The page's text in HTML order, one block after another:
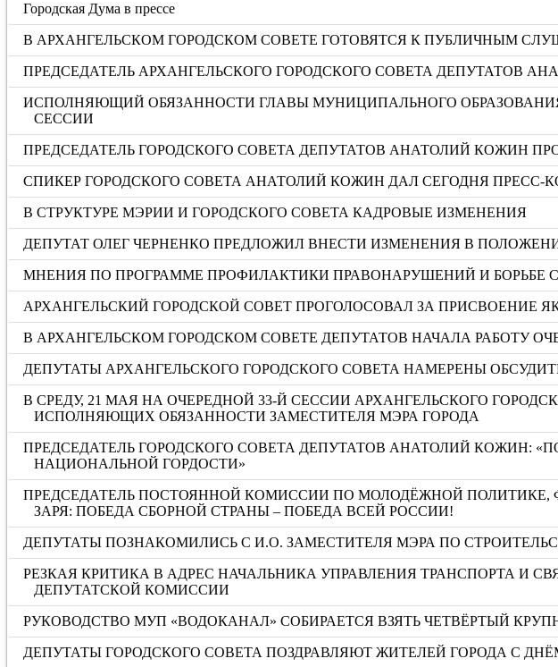
Городская Дума в прессе
В АРХАНГЕЛЬСКОМ ГОРОДСКОМ СОВЕТЕ ГОТОВЯТСЯ К ПУБЛИЧНЫМ
ПРЕДСЕДАТЕЛЬ АРХАНГЕЛЬСКОГО ГОРОДСКОГО СОВЕТА ДЕПУТАТОВ
ИСПОЛНЯЮЩИЙ ОБЯЗАННОСТИ ГЛАВЫ МУНИЦИПАЛЬНОГО
СЕССИИ
ПРЕДСЕДАТЕЛЬ ГОРОДСКОГО СОВЕТА ДЕПУТАТОВ АНАТОЛИЙ КОЖИН
СПИКЕР ГОРОДСКОГО СОВЕТА АНАТОЛИЙ КОЖИН ДАЛ СЕГОДНЯ
В СТРУКТУРЕ МЭРИИ И ГОРОДСКОГО СОВЕТА КАДРОВЫЕ ИЗМЕНЕНИЯ
ДЕПУТАТ ОЛЕГ ЧЕРНЕНКО ПРЕДЛОЖИЛ ВНЕСТИ ИЗМЕНЕНИЯ В
МНЕНИЯ ПО ПРОГРАММЕ ПРОФИЛАКТИКИ ПРАВОНАРУШЕНИЙ И БОРЬБЕ
АРХАНГЕЛЬСКИЙ ГОРОДСКОЙ СОВЕТ ПРОГОЛОСОВАЛ ЗА ПРИСВОЕНИЕ
В АРХАНГЕЛЬСКОМ ГОРОДСКОМ СОВЕТЕ ДЕПУТАТОВ НАЧАЛА РАБОТУ
ДЕПУТАТЫ АРХАНГЕЛЬСКОГО ГОРОДСКОГО СОВЕТА НАМЕРЕНЫ
В СРЕДУ, 21 МАЯ НА ОЧЕРЕДНОЙ 33-Й СЕССИИ АРХАНГЕЛЬСКОГО
ИСПОЛНЯЮЩИХ ОБЯЗАННОСТИ ЗАМЕСТИТЕЛЯ МЭРА ГОРОДА
ПРЕДСЕДАТЕЛЬ ГОРОДСКОГО СОВЕТА ДЕПУТАТОВ АНАТОЛИЙ КОЖИН:
НАЦИОНАЛЬНОЙ ГОРДОСТИ»
ПРЕДСЕДАТЕЛЬ ПОСТОЯННОЙ КОМИССИИ ПО МОЛОДЁЖНОЙ ПОЛИТИКЕ,
ЗАРЯ: ПОБЕДА СБОРНОЙ СТРАНЫ – ПОБЕДА ВСЕЙ РОССИИ!
ДЕПУТАТЫ ПОЗНАКОМИЛИСЬ С И.О. ЗАМЕСТИТЕЛЯ МЭРА ПО
РЕЗКАЯ КРИТИКА В АДРЕС НАЧАЛЬНИКА УПРАВЛЕНИЯ ТРАНСПОРТА И
ДЕПУТАТСКОЙ КОМИССИИ
РУКОВОДСТВО МУП «ВОДОКАНАЛ» СОБИРАЕТСЯ ВЗЯТЬ ЧЕТВЁРТЫЙ
ДЕПУТАТЫ ГОРОДСКОГО СОВЕТА ПОЗДРАВЛЯЮТ ЖИТЕЛЕЙ ГОРОДА С